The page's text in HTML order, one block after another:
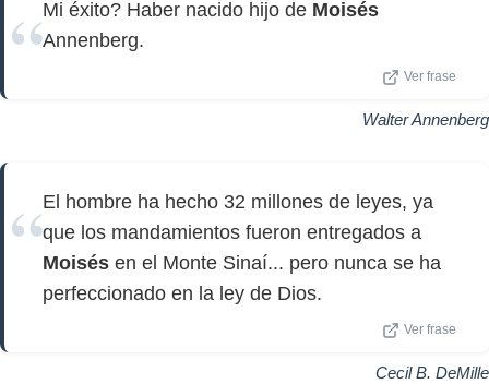
Mi éxito? Haber nacido hijo de Moisés
Annenberg.
Ver frase
Walter Annenberg
El hombre ha hecho 32 millones de leyes, ya
que los mandamientos fueron entregados a
Moisés en el Monte Sinaí... pero nunca se ha
perfeccionado en la ley de Dios.
Ver frase
Cecil B. DeMille